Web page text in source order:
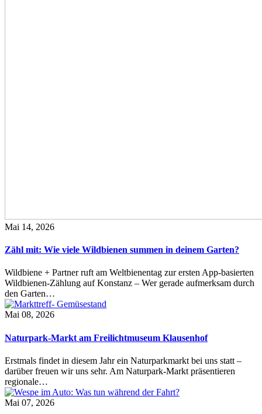
Mai 14, 2026
Zähl mit: Wie viele Wildbienen summen in deinem Garten?
Wildbiene + Partner ruft am Weltbienentag zur ersten App-basierten
Wildbienen-Zählung auf Konstanz – Wer gerade aufmerksam durch
den Garten…
Mai 08, 2026
Naturpark-Markt am Freilichtmuseum Klausenhof
Erstmals findet in diesem Jahr ein Naturparkmarkt bei uns statt –
darüber freuen wir uns sehr. Am Naturpark-Markt präsentieren
regionale…
Mai 07, 2026